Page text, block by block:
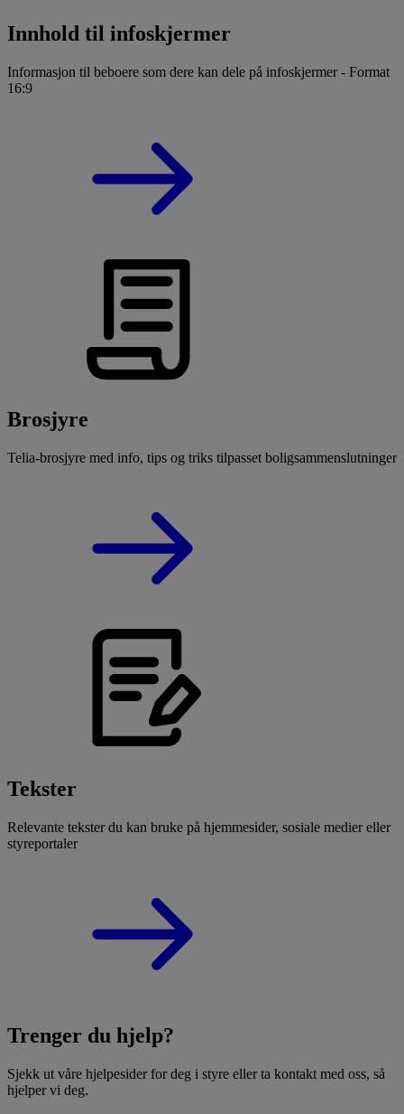
Innhold til infoskjermer
Informasjon til beboere som dere kan dele på infoskjermer - Format
16:9
Brosjyre
Telia-brosjyre med info, tips og triks tilpasset boligsammenslutninger
Tekster
Relevante tekster du kan bruke på hjemmesider, sosiale medier eller
styreportaler
Trenger du hjelp?
Sjekk ut våre hjelpesider for deg i styre eller ta kontakt med oss, så
hjelper vi deg.